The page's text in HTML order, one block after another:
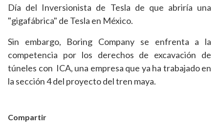
Día del Inversionista de Tesla de que abriría una
"gigafábrica" de Tesla en México.
Sin embargo, Boring Company se enfrenta a la
competencia por los derechos de excavación de
túneles con ICA, una empresa que ya ha trabajado en
la sección 4 del proyecto del tren maya.
Compartir